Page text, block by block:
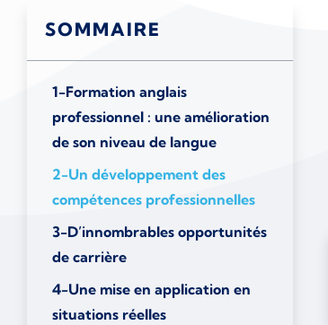
SOMMAIRE
1-Formation anglais
professionnel : une amélioration
de son niveau de langue
2-Un développement des
compétences professionnelles
3-D’innombrables opportunités
de carrière
4-Une mise en application en
situations réelles